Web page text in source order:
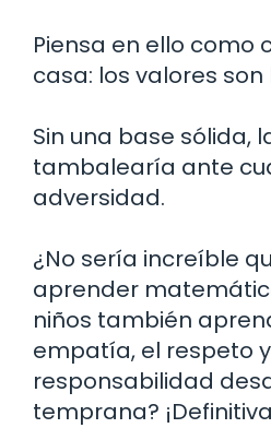
Piensa en ello como
casa: los valores
Sin una base sólida,
tambalearía ante
adversidad.
¿No sería increíble
aprender
niños también
empatía, el respeto
responsabilidad
temprana?